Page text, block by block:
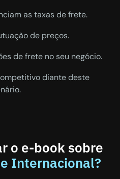
as taxas de frete.
de preços.
de frete no seu negócio.
diante deste
o e-book sobre
Internacional?